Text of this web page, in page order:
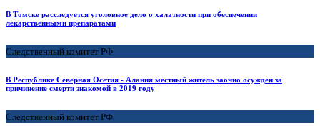
В Томске расследуется уголовное дело о халатности при обеспечении
лекарственными препаратами
Следственный комитет РФ
В Республике Северная Осетия - Алания местный житель заочно осужден за
причинение смерти знакомой в 2019 году
Следственный комитет РФ